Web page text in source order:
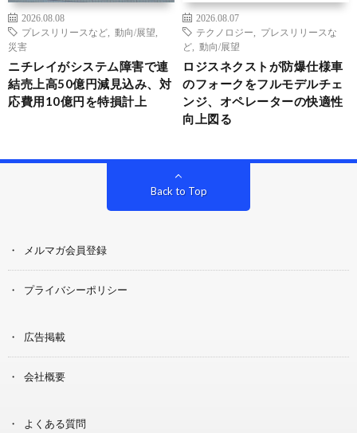
2026.08.08
プレスリリースなど
動向/展望
災害
ニチレイがシステム障害で連
結売上高50億円減見込み、対
応費用10億円を特損計上
2026.08.07
テクノロジー
プレスリリースな
ど
動向/展望
ロジスネクストが防爆仕様車
のフォークをフルモデルチェ
ンジ、オペレーターの快適性
向上図る
Back to Top
メルマガ会員登録
プライバシーポリシー
広告掲載
会社概要
よくある質問